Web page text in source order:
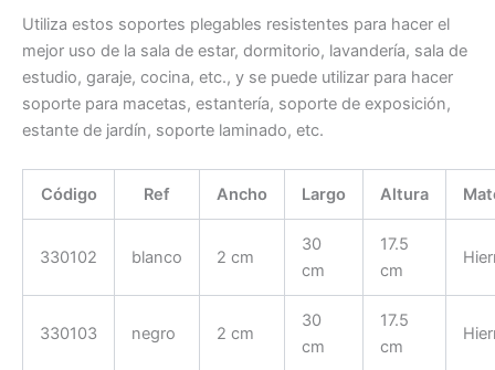
Utiliza estos soportes plegables resistentes para hacer el
mejor uso de la sala de estar, dormitorio, lavandería, sala de
estudio, garaje, cocina, etc., y se puede utilizar para hacer
soporte para macetas, estantería, soporte de exposición,
estante de jardín, soporte laminado, etc.
Código Ref Ancho Largo Altura
330102 blanco 2 cm
30
cm
17.5
cm
330103 negro 2 cm
30
cm
17.5
cm